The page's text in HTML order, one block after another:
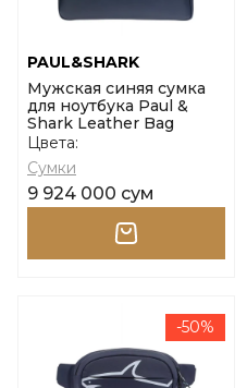
PAUL&SHARK
Мужская синяя сумка
для ноутбука Paul &
Shark Leather Bag
Цвета:
Сумки
9 924 000 сум
-50%